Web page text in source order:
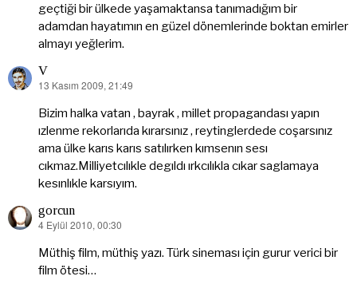
geçtiği bir ülkede yaşamaktansa tanımadığım bir
adamdan hayatımın en güzel dönemlerinde boktan emirler
almayı yeğlerim.
V
dedi
13 Kasım 2009, 21:49
Bizim halka vatan , bayrak , millet propagandası yapın
ızlenme rekorlarıda kırarsınız , reytinglerdede coşarsınız
ama ülke karıs karıs satılırken kımsenın sesı
cıkmaz.Milliyetcılıkle degıldı ırkcılıkla cıkar saglamaya
kesınlıkle karsıyım.
gorcun
dedi
4 Eylül 2010, 00:30
Müthiş film, müthiş yazı. Türk sineması için gurur verici bir
film ötesi…